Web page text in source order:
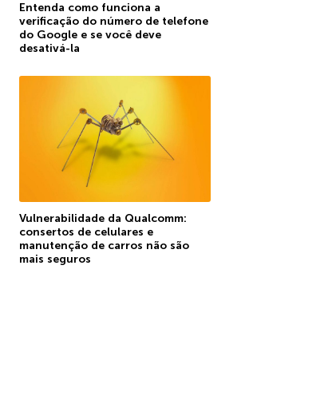
Entenda como funciona a
verificação do número de telefone
do Google e se você deve
desativá-la
Vulnerabilidade da Qualcomm:
consertos de celulares e
manutenção de carros não são
mais seguros